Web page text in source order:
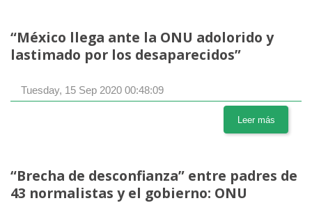
“México llega ante la ONU adolorido y
lastimado por los desaparecidos”
Tuesday, 15 Sep 2020 00:48:09
Leer más
“Brecha de desconfianza” entre padres de
43 normalistas y el gobierno: ONU